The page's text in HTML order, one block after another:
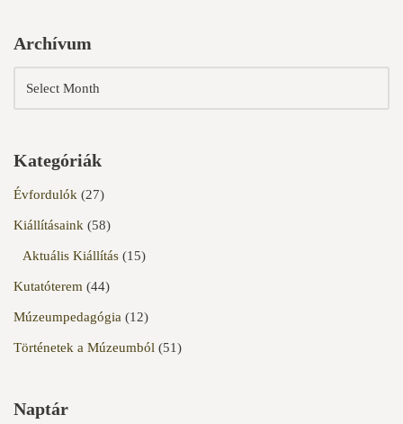
Archívum
Kategóriák
Évfordulók (27)
Kiállításaink (58)
Aktuális Kiállítás (15)
Kutatóterem (44)
Múzeumpedagógia (12)
Történetek a Múzeumból (51)
Naptár